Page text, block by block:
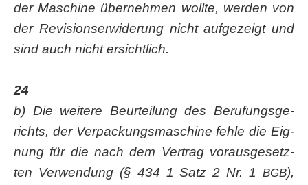
der Maschi­ne über­neh­men woll­te, wer­den von
der Revi­si­ons­er­wi­de­rung nicht auf­ge­zeigt und
sind auch nicht ersichtlich.
24
b) Die wei­te­re Beur­tei­lung des Beru­fungs­ge­
richts, der Ver­pa­ckungs­ma­schi­ne feh­le die Eig­
nung für die nach dem Ver­trag vor­aus­ge­setz­
ten Ver­wen­dung (§ 434 1 Satz 2 Nr. 1 BGB),